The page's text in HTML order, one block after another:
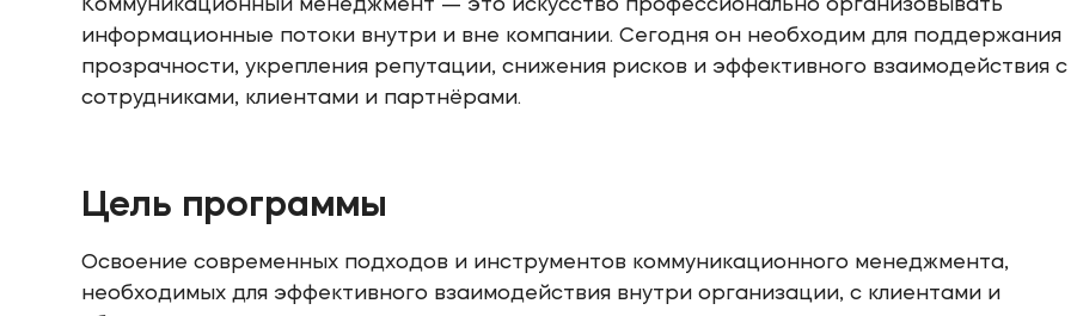
Коммуникационный менеджмент — это искусство профессионально организовывать
информационные потоки внутри и вне компании. Сегодня он необходим для поддержания
прозрачности, укрепления репутации, снижения рисков и эффективного взаимодействия с
сотрудниками, клиентами и партнёрами.
Цель программы
Освоение современных подходов и инструментов коммуникационного менеджмента,
необходимых для эффективного взаимодействия внутри организации, с клиентами и